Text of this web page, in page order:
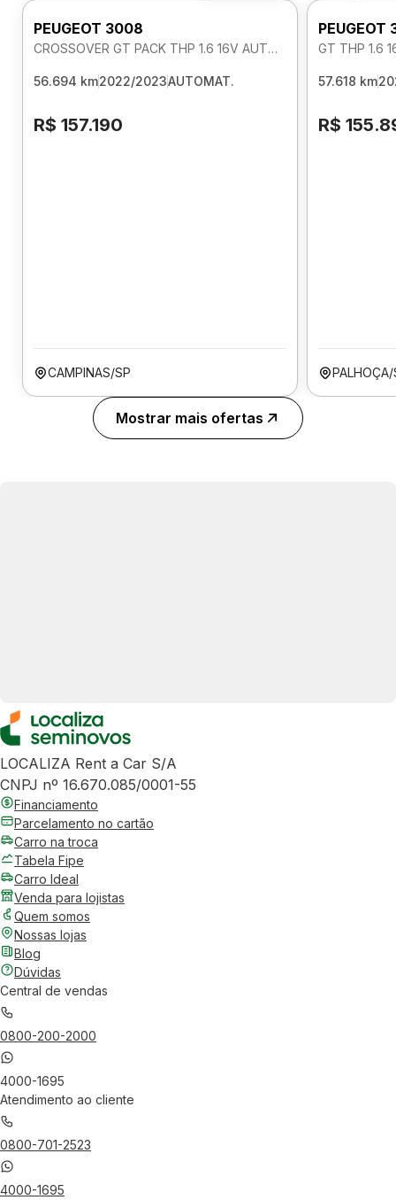
PEUGEOT 3008
CROSSOVER GT PACK THP 1.6 16V AUTOMATICO
56.694 km2022/2023AUTOMAT.
R$ 157.190
CAMPINAS/SP
PEUGEOT
GT THP 1.6
57.618 km
R$
PALHOÇA/
Mostrar mais ofertas
LOCALIZA Rent a Car S/A
CNPJ nº 16.670.085/0001-55
Financiamento
Parcelamento no cartão
Carro na troca
Tabela Fipe
Carro Ideal
Venda para lojistas
Quem somos
Nossas lojas
Blog
Dúvidas
Central de vendas
0800-200-2000
4000-1695
Atendimento ao cliente
0800-701-2523
4000-1695